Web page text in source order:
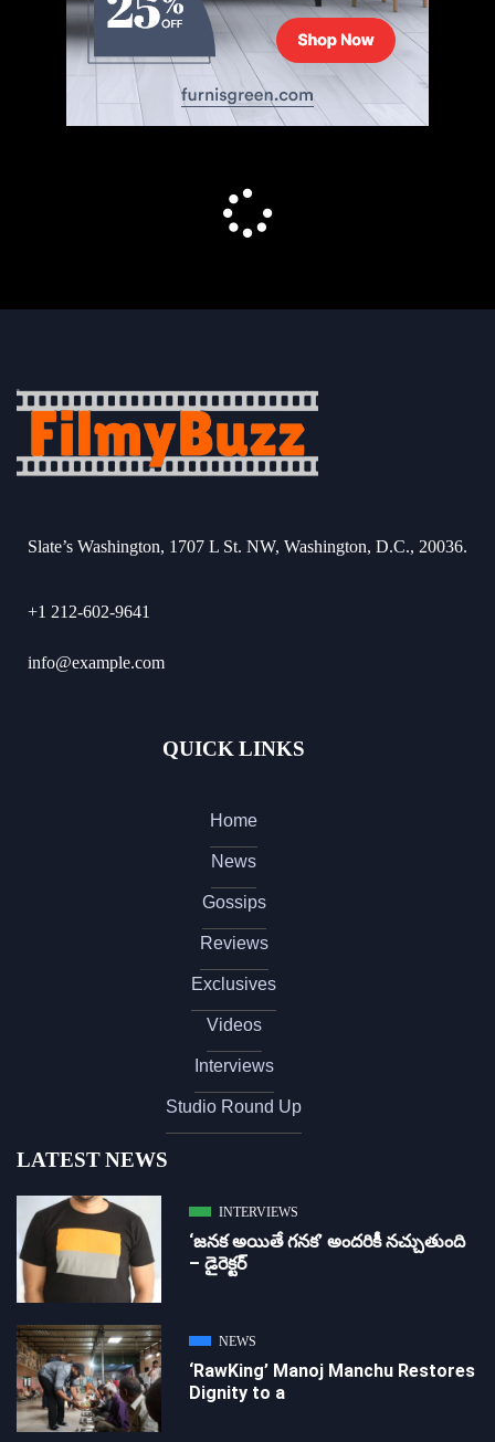
Slate’s Washington, 1707 L St. NW, Washington, D.C., 20036.
+1 212-602-9641
info@example.com
QUICK LINKS
Home
News
Gossips
Reviews
Exclusives
Videos
Interviews
Studio Round Up
LATEST NEWS
INTERVIEWS
‘జ‌న‌క అయితే గ‌న‌క‌’ అందరికీ నచ్చుతుంది
– డైరెక్ట‌ర్
NEWS
‘RawKing’ Manoj Manchu Restores
Dignity to a